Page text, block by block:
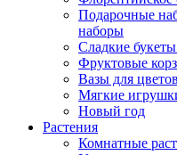
Подарочные
наборы
Сладкие
Фруктовые
Вазы для цветов
Мягкие
Новый год
Растения
Комнатные